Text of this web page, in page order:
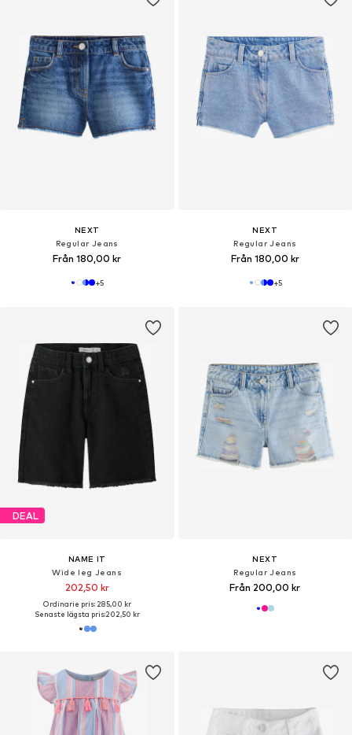
NEXT
Regular Jeans
Från 180,00 kr
+5
NEXT
Regular Jeans
Från 180,00 kr
+5
DEAL
NAME IT
Wide leg Jeans
202,50 kr
Ordinarie pris: 285,00 kr
Senaste lägsta pris:202,50 kr
NEXT
Regular Jeans
Från 200,00 kr